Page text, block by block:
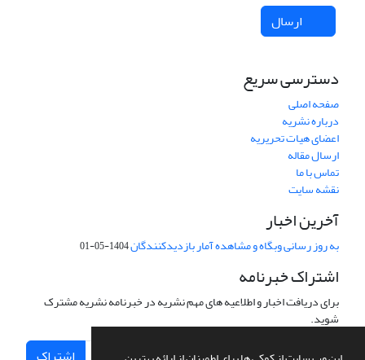
ارسال
دسترسی سریع
صفحه اصلی
درباره نشریه
اعضای هیات تحریریه
ارسال مقاله
تماس با ما
نقشه سایت
آخرین اخبار
به روز رسانی وبگاه و مشاهده آمار بازدیدکنندگان1404-05-01
اشتراک خبرنامه
برای دریافت اخبار و اطلاعیه های مهم نشریه در خبرنامه نشریه مشترک
شوید.